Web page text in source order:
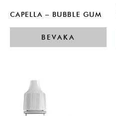
CAPELLA – BUBBLE GUM
BEVAKA